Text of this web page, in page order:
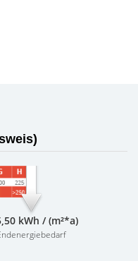
kWh / (m²*a)